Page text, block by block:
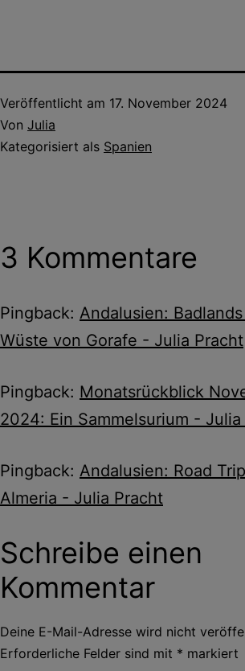
Veröffentlicht am 17. November 2024
Von Julia
Kategorisiert als Spanien
3 Kommentare
Pingback: Andalusien:
Wüste von Gorafe - Julia Pracht
Pingback: Monatsrückblick
2024: Ein Sammelsurium -
Pingback: Andalusien: Road
Almeria - Julia Pracht
Schreibe einen
Kommentar
Deine E-Mail-Adresse wird nicht
Erforderliche Felder sind mit * markiert